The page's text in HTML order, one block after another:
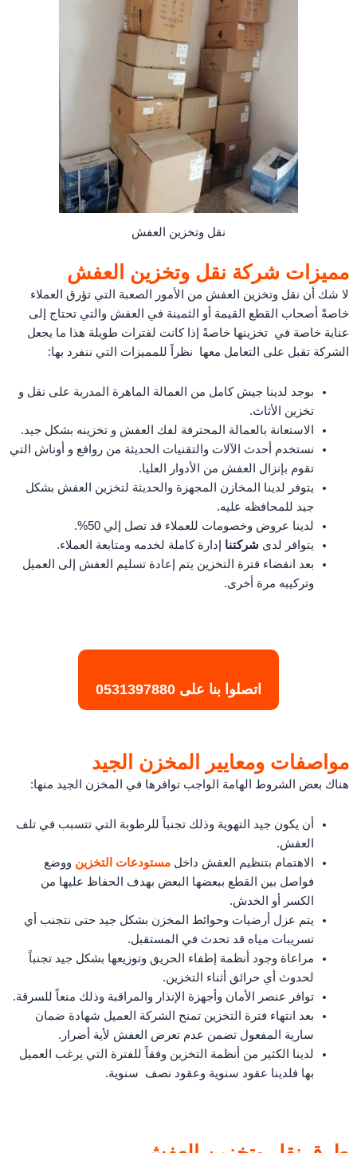
نقل وتخزين العفش
مميزات شركة نقل وتخزين العفش
لا شك أن نقل وتخزين العفش من الأمور الصعبة التي تؤرق العملاء
خاصةً أصحاب القطع القيمة أو الثمينة في العفش والتي تحتاج إلى
عناية خاصة في تخزينها خاصةً إذا كانت لفترات طويلة هذا ما يجعل
الشركة تقبل على التعامل معها نظراً للمميزات التي ننفرد بها:
بوجد لدينا جيش كامل من العمالة الماهرة المدربة على نقل و
تخزين الأثاث.
الاستعانة بالعمالة المحترفة لفك العفش و تخزينه بشكل جيد.
نستخدم أحدث الآلات والتقنيات الحديثة من روافع و أوناش التي
تقوم بإنزال العفش من الأدوار العليا.
يتوفر لدينا المخازن المجهزة والحديثة لتخزين العفش بشكل
جيد للمحافظه عليه.
لدينا عروض وخصومات للعملاء قد تصل إلي 50%.
يتوافر لدى شركتنا إدارة كاملة لخدمه ومتابعة العملاء.
بعد انقضاء فترة التخزين يتم إعادة تسليم العفش إلى العميل
وتركيبه مرة أخرى.
اتصلوا بنا على 0531397880
مواصفات ومعايير المخزن الجيد
هناك بعض الشروط الهامة الواجب توافرها في المخزن الجيد منها:
أن يكون جيد التهوية وذلك تجنباً للرطوبة التي تتسبب في تلف
العفش.
الاهتمام بتنظيم العفش داخل مستودعات التخزين ووضع
فواصل بين القطع ببعضها البعض بهدف الحفاظ عليها من
الكسر أو الخدش.
يتم عزل أرضيات وحوائط المخزن بشكل جيد حتى نتجنب أي
تسريبات مياه قد تحدث في المستقبل.
مراعاة وجود أنظمة إطفاء الحريق وتوزيعها بشكل جيد تجنباً
لحدوث أي حرائق أثناء التخزين.
توافر عنصر الأمان وأجهزة الإنذار والمراقبة وذلك منعاً للسرقة.
بعد انتهاء فترة التخزين تمنح الشركة العميل شهادة ضمان
سارية المفعول تضمن عدم تعرض العفش لأية أضرار.
لدينا الكثير من أنظمة التخزين وفقاً للفترة التي يرغب العميل
بها فلدينا عقود سنوية وعقود نصف سنوية.